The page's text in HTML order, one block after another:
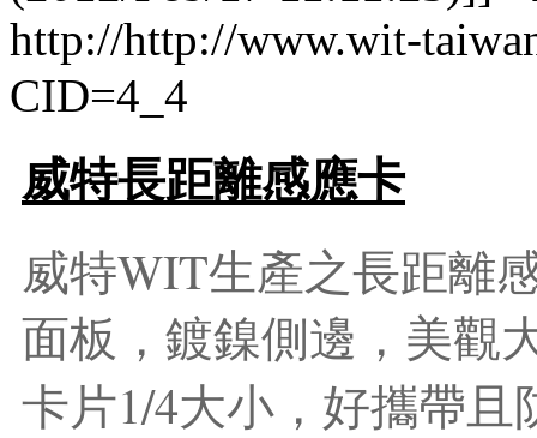
http://http://www.wit-
CID=4_4
威特長距離感應卡
威特WIT生產之長距離
面板，鍍鎳側邊，美觀
卡片1/4大小，好攜帶且